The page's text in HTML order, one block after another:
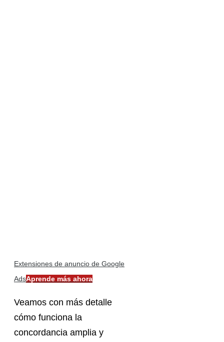
Extensiones de anuncio de Google
AdsAprende más ahora
Veamos con más detalle
cómo funciona la
concordancia amplia y